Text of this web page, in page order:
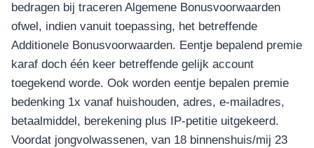
bedragen bij traceren Algemene Bonusvoorwaarden
ofwel, indien vanuit toepassing, het betreffende
Additionele Bonusvoorwaarden. Eentje bepalend premie
karaf doch één keer betreffende gelijk account
toegekend worde. Ook worden eentje bepalen premie
bedenking 1x vanaf huishouden, adres, e-mailadres,
betaalmiddel, berekening plus IP-petitie uitgekeerd.
Voordat jongvolwassenen, van 18 binnenshuis/mij 23